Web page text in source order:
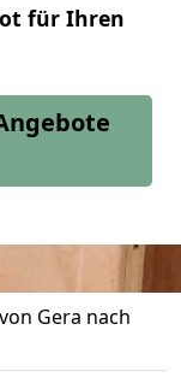
für Ihren
Gera nach